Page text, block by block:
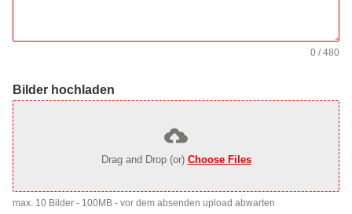
0 / 480
Bilder hochladen
Drag and Drop (or) Choose Files
max. 10 Bilder - 100MB - vor dem absenden upload abwarten